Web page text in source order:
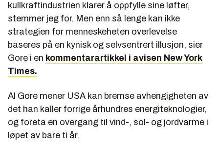
kullkraftindustrien klarer å oppfylle sine løfter,
stemmer jeg for. Men enn så lenge kan ikke
strategien for menneskeheten overlevelse
baseres på en kynisk og selvsentrert illusjon, sier
Gore i en kommentarartikkel i avisen New York
Times.
Al Gore mener USA kan bremse avhengigheten av
det han kaller forrige århundres energiteknologier,
og foreta en overgang til vind-, sol- og jordvarme i
løpet av bare ti år.